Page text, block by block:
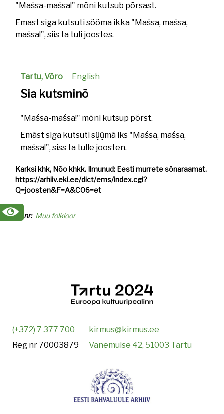
"Maśsa-maśsa!" mõni kutsub põrsast.
Emast siga kutsuti sööma ikka "Maśsa, maśsa,
maśsa!", siis ta tuli joostes.
Tartu, Võro English
Sia kutsminõ
"Maśsa-maśsa!" mõni kutsup põrst.
Emäst siga kutsuti sü̬ü̬mä iks "Maśsa, maśsa,
maśsa!", siss ta tulle joosten.
Karksi khk, Nõo khkk. Ilmunud: Eesti murrete sõnaraamat.
https://arhiiv.eki.ee/dict/ems/index.cgi?
Q=joosten&F=A&C06=et
Žanr Muu folkloor
(+372) 7 377 700
Reg nr 70003879
kirmus@kirmus.ee
Vanemuise 42, 51003 Tartu